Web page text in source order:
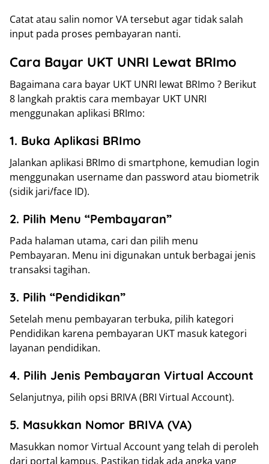
Catat atau salin nomor VA tersebut agar tidak salah
input pada proses pembayaran nanti.
Cara Bayar UKT UNRI Lewat BRImo
Bagaimana cara bayar UKT UNRI lewat BRImo ? Berikut
8 langkah praktis cara membayar UKT UNRI
menggunakan aplikasi BRImo:
1. Buka Aplikasi BRImo
Jalankan aplikasi BRImo di smartphone, kemudian login
menggunakan username dan password atau biometrik
(sidik jari/face ID).
2. Pilih Menu “Pembayaran”
Pada halaman utama, cari dan pilih menu
Pembayaran. Menu ini digunakan untuk berbagai jenis
transaksi tagihan.
3. Pilih “Pendidikan”
Setelah menu pembayaran terbuka, pilih kategori
Pendidikan karena pembayaran UKT masuk kategori
layanan pendidikan.
4. Pilih Jenis Pembayaran Virtual Account
Selanjutnya, pilih opsi BRIVA (BRI Virtual Account).
5. Masukkan Nomor BRIVA (VA)
Masukkan nomor Virtual Account yang telah di peroleh
dari portal kampus. Pastikan tidak ada angka yang